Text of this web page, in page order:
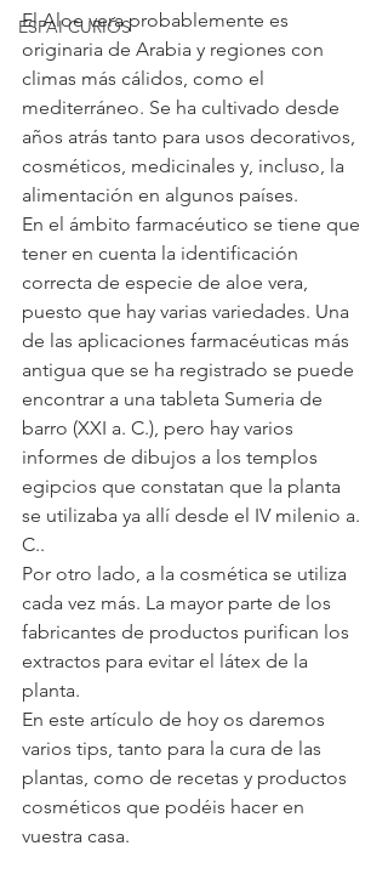
ESPAI CURIÓS
El Aloe vera probablemente es
originaria de Arabia y regiones con
climas más cálidos, como el
mediterráneo. Se ha cultivado desde
años atrás tanto para usos decorativos,
cosméticos, medicinales y, incluso, la
alimentación en algunos países.
En el ámbito farmacéutico se tiene que
tener en cuenta la identificación
correcta de especie de aloe vera,
puesto que hay varias variedades. Una
de las aplicaciones farmacéuticas más
antigua que se ha registrado se puede
encontrar a una tableta Sumeria de
barro (XXI a. C.), pero hay varios
informes de dibujos a los templos
egipcios que constatan que la planta
se utilizaba ya allí desde el IV milenio a.
C..
Por otro lado, a la cosmética se utiliza
cada vez más. La mayor parte de los
fabricantes de productos purifican los
extractos para evitar el látex de la
planta.
En este artículo de hoy os daremos
varios tips, tanto para la cura de las
plantas, como de recetas y productos
cosméticos que podéis hacer en
vuestra casa.